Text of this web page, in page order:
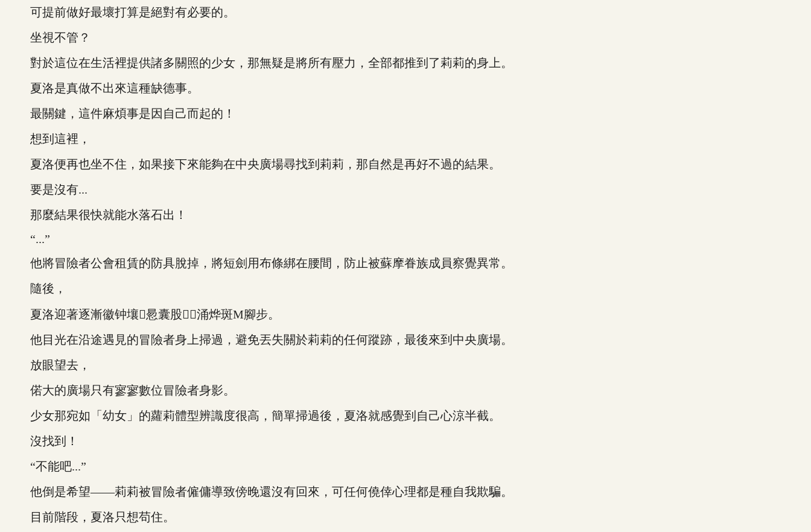
可提前做好最壞打算是絕對有必要的。
坐視不管？
對於這位在生活裡提供諸多關照的少女，那無疑是將所有壓力，全部都推到了莉莉的身上。
夏洛是真做不出來這種缺德事。
最關鍵，這件麻煩事是因自己而起的！
想到這裡，
夏洛便再也坐不住，如果接下來能夠在中央廣場尋找到莉莉，那自然是再好不過的結果。
要是沒有...
那麼結果很快就能水落石出！
“...”
他將冒險者公會租賃的防具脫掉，將短劍用布條綁在腰間，防止被蘇摩眷族成員察覺異常。
隨後，
夏洛迎著逐漸徽钟壤惖囊股涌烨斑M腳步。
他目光在沿途遇見的冒險者身上掃過，避免丟失關於莉莉的任何蹤跡，最後來到中央廣場。
放眼望去，
偌大的廣場只有寥寥數位冒險者身影。
少女那宛如「幼女」的蘿莉體型辨識度很高，簡單掃過後，夏洛就感覺到自己心涼半截。
沒找到！
“不能吧...”
他倒是希望——莉莉被冒險者僱傭導致傍晚還沒有回來，可任何僥倖心理都是種自我欺騙。
目前階段，夏洛只想苟住。